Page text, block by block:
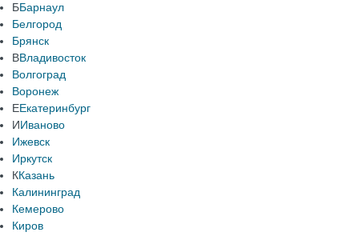
ББарнаул
Белгород
Брянск
ВВладивосток
Волгоград
Воронеж
ЕЕкатеринбург
ИИваново
Ижевск
Иркутск
ККазань
Калининград
Кемерово
Киров